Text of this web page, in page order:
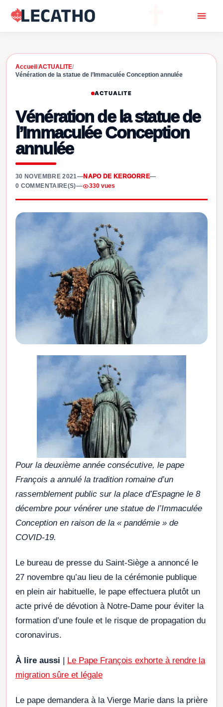
Accueil /ACTUALITE/
Vénération de la statue de l’Immaculée Conception annulée
ACTUALITE
Vénération de la statue de
l’Immaculée Conception
annulée
30 NOVEMBRE 2021—NAPO DE KERGORRE—
0 COMMENTAIRE(S)— 330 vues
Pour la deuxième année consécutive, le pape
François a annulé la tradition romaine d’un
rassemblement public sur la place d’Espagne le 8
décembre pour vénérer une statue de l’Immaculée
Conception en raison de la « pandémie » de
COVID-19.
Le bureau de presse du Saint-Siège a annoncé le
27 novembre qu’au lieu de la cérémonie publique
en plein air habituelle, le pape effectuera plutôt un
acte privé de dévotion à Notre-Dame pour éviter la
formation d’une foule et le risque de propagation du
coronavirus.
À lire aussi | Le Pape François exhorte à rendre la
migration sûre et légale
Le pape demandera à la Vierge Marie dans la prière